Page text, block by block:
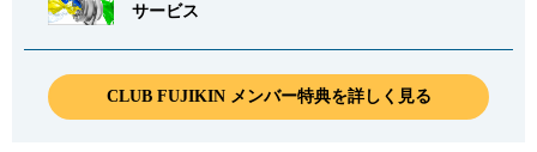
サービス
CLUB FUJIKIN メンバー特典を詳しく見る